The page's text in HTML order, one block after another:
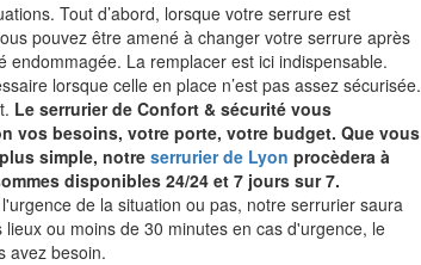
Tout d’abord, lorsque votre serrure est
pouvez être amené à changer votre serrure après
endommagée. La remplacer est ici indispensable.
lorsque celle en place n’est pas assez sécurisée.
Le serrurier de Confort & sécurité vous
vos besoins, votre porte, votre budget. Que vous
simple, notre serrurier de Lyon procèdera à
disponibles 24/24 et 7 jours sur 7.
de la situation ou pas, notre serrurier saura
ou moins de 30 minutes en cas d'urgence, le
avez besoin.